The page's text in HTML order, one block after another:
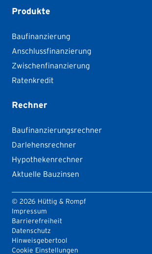
Produkte
Baufinanzierung
Anschlussfinanzierung
Zwischenfinanzierung
Ratenkredit
Rechner
Baufinanzierungsrechner
Darlehensrechner
Hypothekenrechner
Aktuelle Bauzinsen
© 2026 Hüttig & Rompf
Impressum
Barrierefreiheit
Datenschutz
Hinweisgebertool
Cookie Einstellungen